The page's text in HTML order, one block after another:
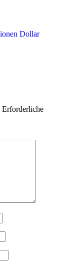
Erforderliche